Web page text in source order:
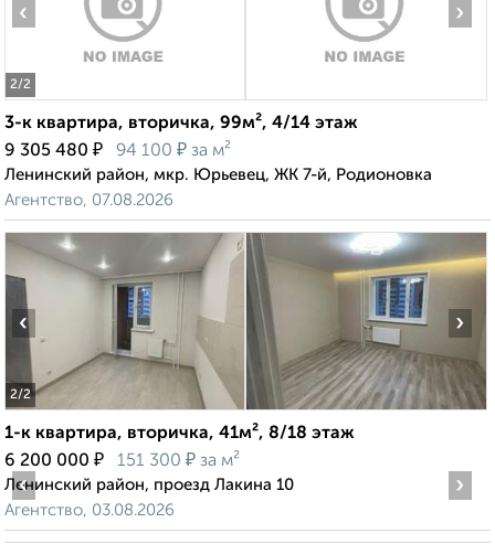
2/2
‹ ›
3-к квартира, вторичка, 99м², 4/14 этаж
9 305 480 ₽ 94 100 ₽ за м²
Ленинский район, мкр. Юрьевец, ЖК 7-й, Родионовка
Агентство, 07.08.2026
2/2
‹ ›
1-к квартира, вторичка, 41м², 8/18 этаж
6 200 000 ₽ 151 300 ₽ за м²
Ленинский район, проезд Лакина 10
Агентство, 03.08.2026
‹ ›